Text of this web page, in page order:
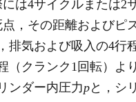
4サイクルまたは2
，その距離および
排気および吸入の4
（クランク1回転）
ンダー内圧力pと，シ